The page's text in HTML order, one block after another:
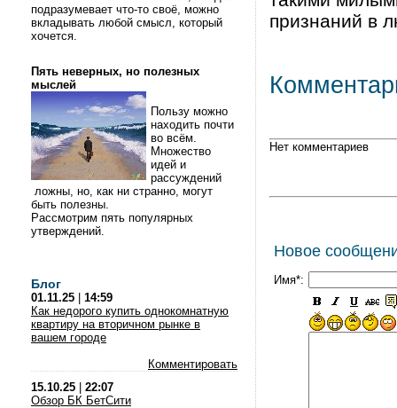
подразумевает что-то своё, можно
вкладывать любой смысл, который
хочется.
Пять неверных, но полезных
мыслей
Пользу можно
находить почти
во всём.
Множество
идей и
рассуждений
ложны, но, как ни странно, могут
быть полезны.
Рассмотрим пять популярных
утверждений.
Блог
01.11.25
14:59
Как недорого купить однокомнатную
квартиру на вторичном рынке в
вашем городе
Комментировать
15.10.25
22:07
Обзор БК БетСити
признаний в
Нет комментариев
Новое
Имя*: